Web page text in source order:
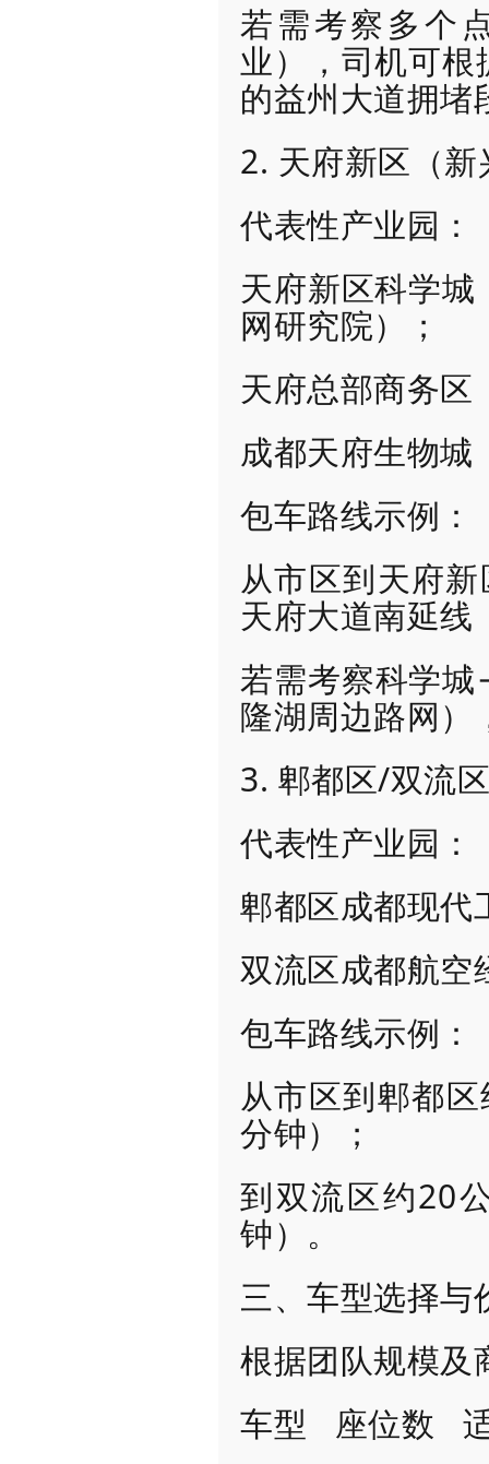
若需考察多个
业），司机可
的益州大道拥堵
2. 天府新区（
代表性产业园：
天府新区科学
网研究院）；
天府总部商务区
成都天府生物城
包车路线示例：
从市区到天府
天府大道南延
若需考察科学
隆湖周边路网）
3. 郫都区/双流
代表性产业园：
郫都区成都现代
双流区成都航空
包车路线示例：
从市区到郫都
分钟）；
到双流区约20
钟）。
三、车型选择与
根据团队规模及
车型 座位数